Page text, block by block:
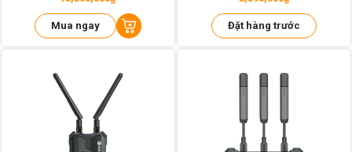
Mua ngay Đặt hàng trước